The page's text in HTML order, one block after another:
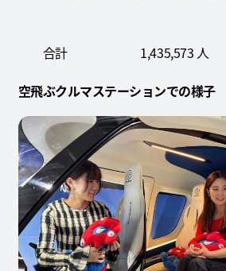
合計 1,435,573 人
空飛ぶクルマステーションでの様子